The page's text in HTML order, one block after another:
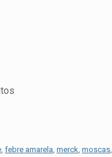
, febre amarela, merck, moscas,